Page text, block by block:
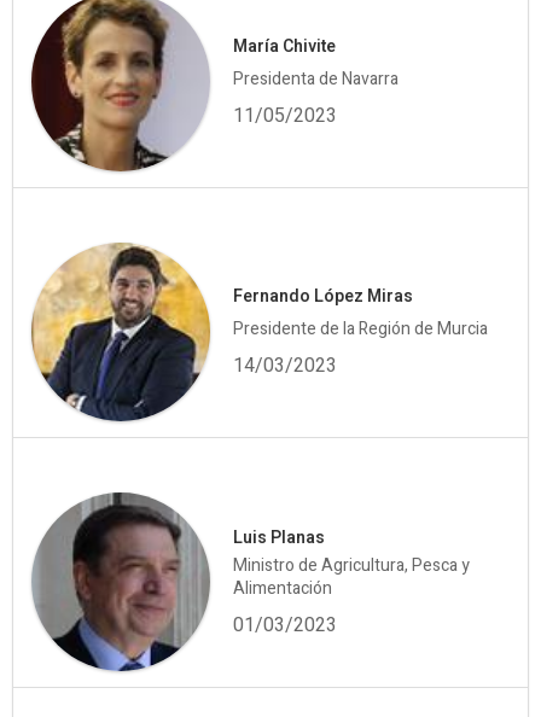
María Chivite
Presidenta de Navarra
11/05/2023
Fernando López Miras
Presidente de la Región de Murcia
14/03/2023
Luis Planas
Ministro de Agricultura, Pesca y
Alimentación
01/03/2023